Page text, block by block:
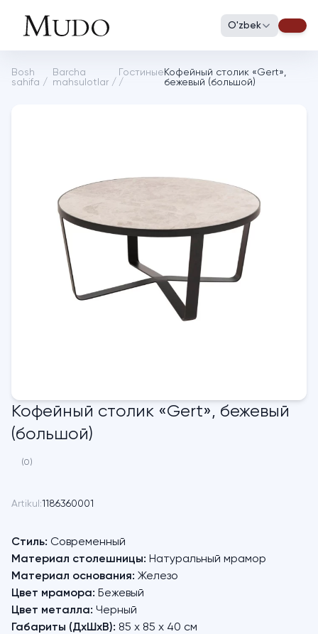
O'zbek
Bosh
sahifa /
Barcha
mahsulotlar /
Гостиные
/
Кофейный столик «Gert»,
бежевый (большой)
Кофейный столик «Gert», бежевый
(большой)
(0)
Artikul:1186360001
Стиль: Современный
Материал столешницы: Натуральный мрамор
Материал основания: Железо
Цвет мрамора: Бежевый
Цвет металла: Черный
Габариты (ДхШхВ): 85 х 85 х 40 см